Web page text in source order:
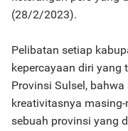
(28/2/2023).
Pelibatan setiap
kepercayaan diri yang
Provinsi Sulsel,
kreativitasnya
sebuah provinsi yang